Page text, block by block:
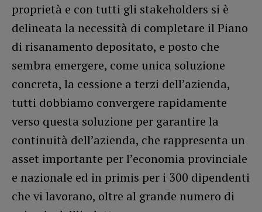
proprietà e con tutti gli stakeholders si è
delineata la necessità di completare il Piano
di risanamento depositato, e posto che
sembra emergere, come unica soluzione
concreta, la cessione a terzi dell’azienda,
tutti dobbiamo convergere rapidamente
verso questa soluzione per garantire la
continuità dell’azienda, che rappresenta un
asset importante per l’economia provinciale
e nazionale ed in primis per i 300 dipendenti
che vi lavorano, oltre al grande numero di